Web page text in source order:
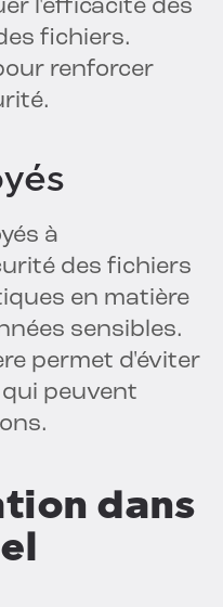
l'efficacité des
fichiers.
renforcer
à
des fichiers
en matière
sensibles.
permet d'éviter
peuvent
dans